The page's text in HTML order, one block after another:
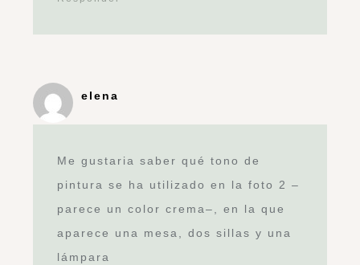
elena
Me gustaria saber qué tono de
pintura se ha utilizado en la foto 2 –
parece un color crema–, en la que
aparece una mesa, dos sillas y una
lámpara